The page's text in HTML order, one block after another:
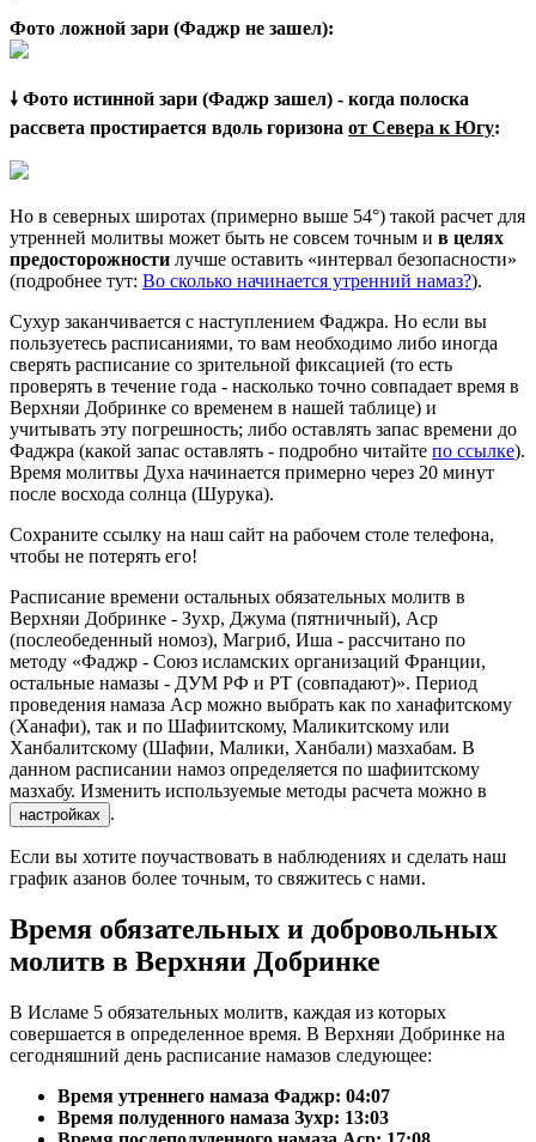
Фото ложной зари (Фаджр не зашел):
🠗 Фото истинной зари (Фаджр зашел) - когда полоска
рассвета простирается вдоль горизона от Севера к Югу:
Но в северных широтах (примерно выше 54°) такой расчет для
утренней молитвы может быть не совсем точным и в целях
предосторожности лучше оставить «интервал безопасности»
(подробнее тут: Во сколько начинается утренний намаз?).
Сухур заканчивается с наступлением Фаджра. Но если вы
пользуетесь расписаниями, то вам необходимо либо иногда
сверять расписание со зрительной фиксацией (то есть
проверять в течение года - насколько точно совпадает время в
Верхняи Добринке со временем в нашей таблице) и
учитывать эту погрешность; либо оставлять запас времени до
Фаджра (какой запас оставлять - подробно читайте по ссылке).
Время молитвы Духа начинается примерно через 20 минут
после восхода солнца (Шурука).
Сохраните ссылку на наш сайт на рабочем столе телефона,
чтобы не потерять его!
Расписание времени остальных обязательных молитв в
Верхняи Добринке - Зухр, Джума (пятничный), Аср
(послеобеденный номоз), Магриб, Иша - рассчитано по
методу «Фаджр - Союз исламских организаций Франции,
остальные намазы - ДУМ РФ и РТ (совпадают)». Период
проведения намаза Аср можно выбрать как по ханафитскому
(Ханафи), так и по Шафиитскому, Маликитскому или
Ханбалитскому (Шафии, Малики, Ханбали) мазхабам. В
данном расписании намоз определяется по шафиитскому
мазхабу. Изменить используемые методы расчета можно в
настройках .
Если вы хотите поучаствовать в наблюдениях и сделать наш
график азанов более точным, то свяжитесь с нами.
Время обязательных и добровольных
молитв в Верхняи Добринке
В Исламе 5 обязательных молитв, каждая из которых
совершается в определенное время. В Верхняи Добринке на
сегодняшний день расписание намазов следующее:
Время утреннего намаза Фаджр: 04:07
Время полуденного намаза Зухр: 13:03